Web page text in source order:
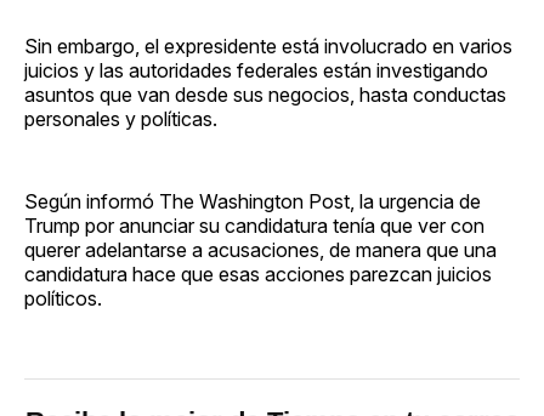
Sin embargo, el expresidente está involucrado en varios
juicios y las autoridades federales están investigando
asuntos que van desde sus negocios, hasta conductas
personales y políticas.
Según informó The Washington Post, la urgencia de
Trump por anunciar su candidatura tenía que ver con
querer adelantarse a acusaciones, de manera que una
candidatura hace que esas acciones parezcan juicios
políticos.